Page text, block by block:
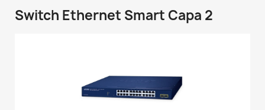
Switch Ethernet Smart Capa 2